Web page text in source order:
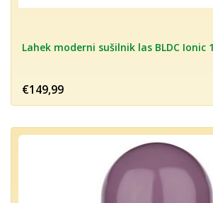
Lahek moderni sušilnik las BLDC Ionic
€149,99